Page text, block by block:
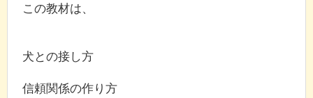
この教材は、
犬との接し方
信頼関係の作り方